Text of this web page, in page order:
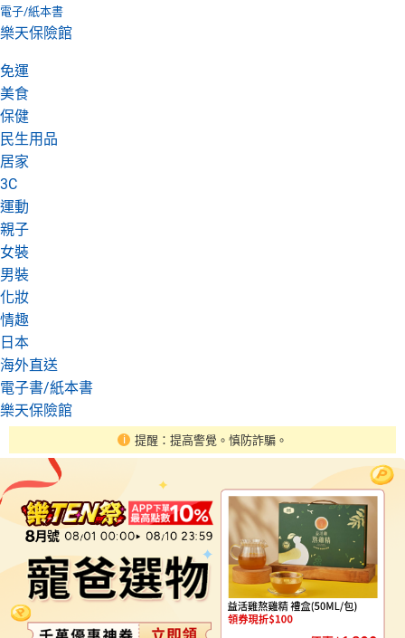
電子/紙本書
樂天保險館
免運
美食
保健
民生用品
居家
3C
運動
親子
女裝
男裝
化妝
情趣
日本
海外直送
電子書/紙本書
樂天保險館
提醒：提高警覺。慎防詐騙。